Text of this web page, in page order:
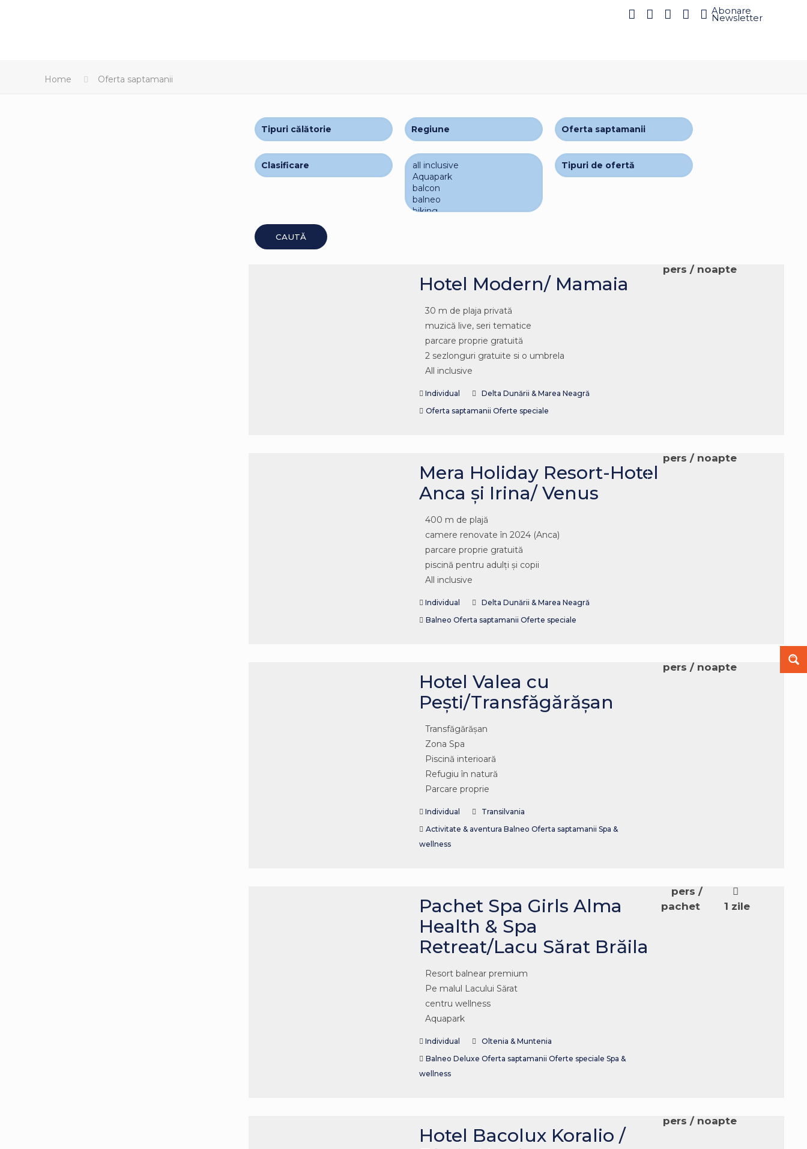
Abonare
Newsletter
Home Oferta saptamanii
Hotel Modern/ Mamaia
30 m de plaja privată
muzică live, seri tematice
parcare proprie gratuită
2 sezlonguri gratuite si o umbrela
All inclusive
Individual
Delta Dunării & Marea Neagră
Oferta saptamanii Oferte speciale
pers / noapte
Mera Holiday Resort-Hotel
Anca și Irina/ Venus
400 m de plajă
camere renovate în 2024 (Anca)
parcare proprie gratuită
piscină pentru adulți și copii
All inclusive
Individual
Delta Dunării & Marea Neagră
Balneo Oferta saptamanii Oferte speciale
pers / noapte
Hotel Valea cu
Pești/Transfăgărășan
Transfăgărășan
Zona Spa
Piscină interioară
Refugiu în natură
Parcare proprie
Individual
Transilvania
Activitate & aventura Balneo Oferta saptamanii Spa &
wellness
pers / noapte
Pachet Spa Girls Alma
Health & Spa
Retreat/Lacu Sărat Brăila
Resort balnear premium
Pe malul Lacului Sărat
centru wellness
Aquapark
Individual
Oltenia & Muntenia
Balneo Deluxe Oferta saptamanii Oferte speciale Spa &
wellness
pers /
pachet
1 zile
Hotel Bacolux Koralio /
pers / noapte